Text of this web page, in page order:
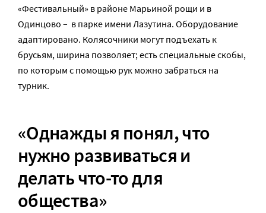
«Фестивальный» в районе Марьиной рощи и в
Одинцово – в парке имени Лазутина. Оборудование
адаптировано. Колясочники могут подъехать к
брусьям, ширина позволяет; есть специальные скобы,
по которым с помощью рук можно забраться на
турник.
«Однажды я понял, что
нужно развиваться и
делать что-то для
общества»